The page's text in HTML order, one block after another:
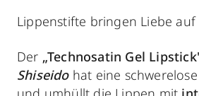
Lippenstifte bringen Liebe auf
Der „Technosatin Gel
Shiseidohat eine